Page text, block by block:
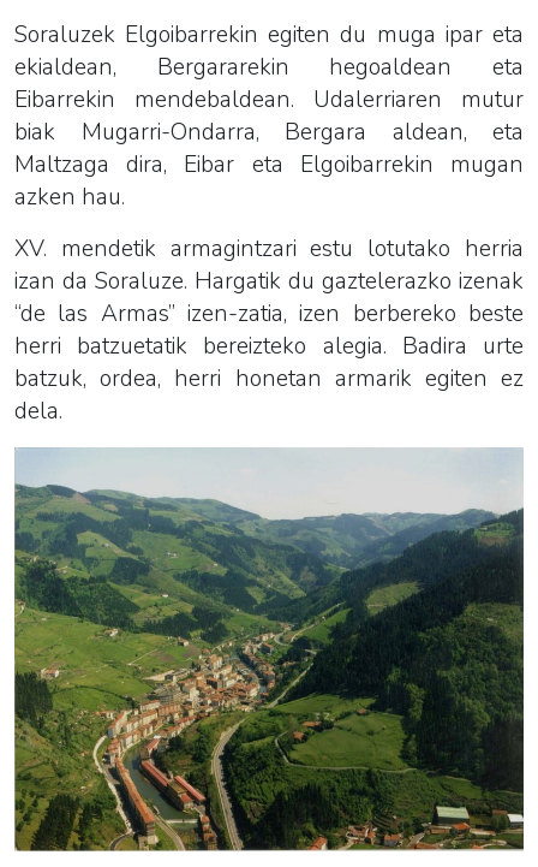
Soraluzek Elgoibarrekin egiten du muga ipar eta
ekialdean, Bergararekin hegoaldean eta
Eibarrekin mendebaldean. Udalerriaren mutur
biak Mugarri-Ondarra, Bergara aldean, eta
Maltzaga dira, Eibar eta Elgoibarrekin mugan
azken hau.
XV. mendetik armagintzari estu lotutako herria
izan da Soraluze. Hargatik du gaztelerazko izenak
“de las Armas” izen-zatia, izen berbereko beste
herri batzuetatik bereizteko alegia. Badira urte
batzuk, ordea, herri honetan armarik egiten ez
dela.